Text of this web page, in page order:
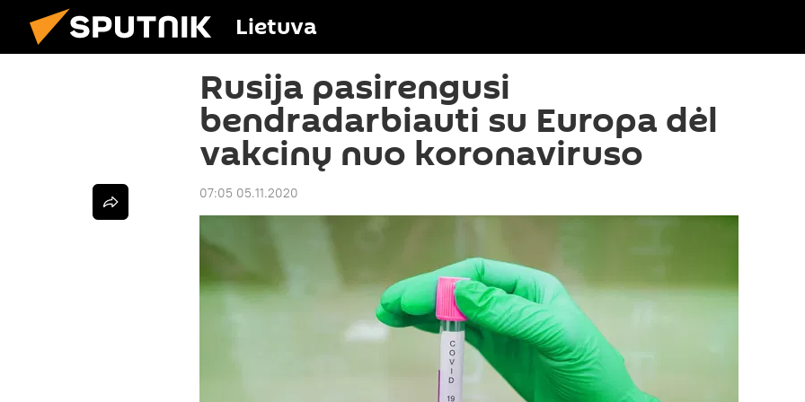
Lietuva
Rusija pasirengusi
bendradarbiauti su Europa dėl
vakcinų nuo koronaviruso
07:05 05.11.2020